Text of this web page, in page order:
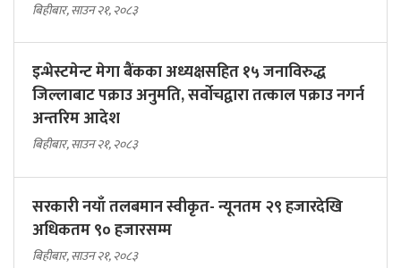
बिहीबार, साउन २१, २०८३
इन्भेस्टमेन्ट मेगा बैंकका अध्यक्षसहित १५ जनाविरुद्ध
जिल्लाबाट पक्राउ अनुमति, सर्वोचद्वारा तत्काल पक्राउ नगर्न
अन्तरिम आदेश
बिहीबार, साउन २१, २०८३
सरकारी नयाँ तलबमान स्वीकृत- न्यूनतम २९ हजारदेखि
अधिकतम ९० हजारसम्म
बिहीबार, साउन २१, २०८३